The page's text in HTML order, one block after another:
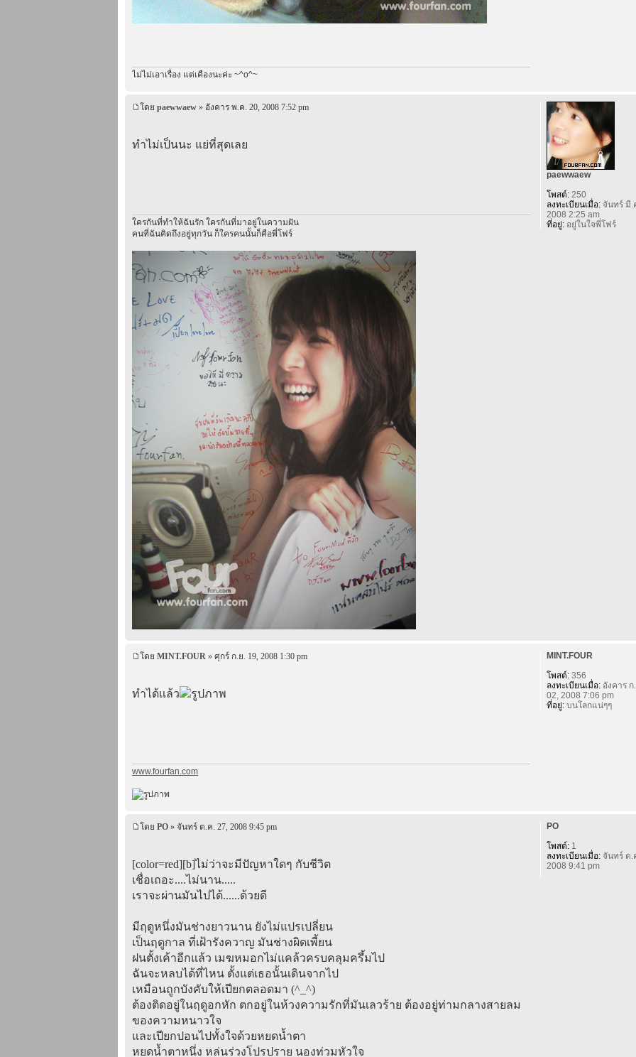
ไม่ไม่เอาเรื่อง แต่เคืองนะค่ะ ~^o^~
โดย paewwaew » อังคาร พ.ค. 20, 2008 7:52 pm
ทำไม่เป็นนะ แย่ที่สุดเลย
ใครกันที่ทำให้ฉันรัก ใครกันที่มาอยู่ในความฝัน
คนที่ฉันคิดถึงอยู่ทุกวัน ก็ใครคนนั้นก็คือพี่โฟร์
paewwaew
โพสต์:250
ลงทะเบียนเมื่อ:จันทร์ มี.
2008 2:25 am
ที่อยู่:อยู่ในใจพี่โฟร์
โดย MINT.FOUR » ศุกร์ ก.ย. 19, 2008 1:30 pm
ทำได้เเล้ว
www.fourfan.com
MINT.FOUR
โพสต์:356
ลงทะเบียนเมื่อ:อังคาร ก
02, 2008 7:06 pm
ที่อยู่:บนโลกแน่ๆๆ
โดย PO » จันทร์ ต.ค. 27, 2008 9:45 pm
[color=red][b]ไม่ว่าจะมีปัญหาใดๆ กับชีวิต
เชื่อเถอะ....ไม่นาน.....
เราจะผ่านมันไปได้......ด้วยดี
มีฤดูหนึ่งมันช่างยาวนาน ยังไม่แปรเปลี่ยน
เป็นฤดูกาล ที่เฝ้ารังควาญ มันช่างผิดเพี้ยน
ฝนตั้งเค้าอีกแล้ว เมฆหมอกไม่แคล้วครบคลุมครึ้มไป
ฉันจะหลบได้ที่ไหน ตั้งแต่เธอนั้นเดินจากไป
เหมือนถูกบังคับให้เปียกตลอดมา (^_^)
ต้องติดอยู่ในฤดูอกหัก ตกอยู่ในห้วงความรักที่มันเลวร้าย ต้องอยู่ท่ามกลางสายลม
ของความหนาวใจ
และเปียกปอนไปทั้งใจด้วยหยดน้ำตา
หยดน้ำตาหนึ่ง หล่นร่วงโปรปราย นองท่วมหัวใจ
PO
โพสต์:1
ลงทะเบียนเมื่อ:จันทร์ ต.
2008 9:41 pm